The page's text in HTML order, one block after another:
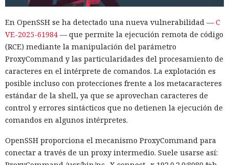
En OpenSSH se ha detectado una nueva vulnerabilidad —C
VE-2025-61984 — que permite la ejecución remota de código
(RCE) mediante la manipulación del parámetro
ProxyCommand y las particularidades del procesamiento de
caracteres en el intérprete de comandos. La explotación es
posible incluso con protecciones frente a los metacaracteres
estándar de la shell, ya que se aprovechan caracteres de
control y errores sintácticos que no detienen la ejecución de
comandos en algunos intérpretes.
OpenSSH proporciona el mecanismo ProxyCommand para
conectar a través de un proxy intermedio. Suele usarse así: